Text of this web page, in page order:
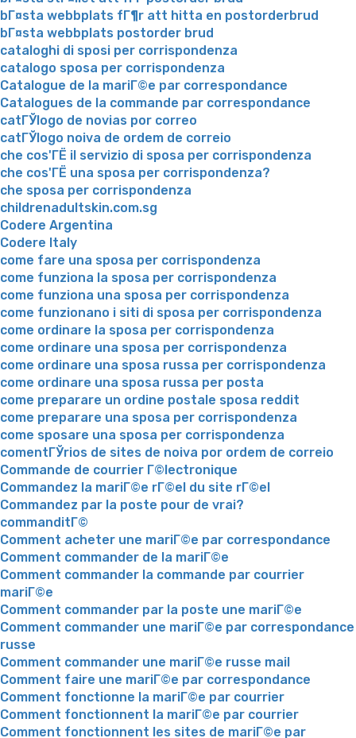
bГ¤sta webbplats fГ¶r att hitta en postorderbrud
bГ¤sta webbplats postorder brud
cataloghi di sposi per corrispondenza
catalogo sposa per corrispondenza
Catalogue de la mariГ©e par correspondance
Catalogues de la commande par correspondance
catГЎlogo de novias por correo
catГЎlogo noiva de ordem de correio
che cos'ГЁ il servizio di sposa per corrispondenza
che cos'ГЁ una sposa per corrispondenza?
che sposa per corrispondenza
childrenadultskin.com.sg
Codere Argentina
Codere Italy
come fare una sposa per corrispondenza
come funziona la sposa per corrispondenza
come funziona una sposa per corrispondenza
come funzionano i siti di sposa per corrispondenza
come ordinare la sposa per corrispondenza
come ordinare una sposa per corrispondenza
come ordinare una sposa russa per corrispondenza
come ordinare una sposa russa per posta
come preparare un ordine postale sposa reddit
come preparare una sposa per corrispondenza
come sposare una sposa per corrispondenza
comentГЎrios de sites de noiva por ordem de correio
Commande de courrier Г©lectronique
Commandez la mariГ©e rГ©el du site rГ©el
Commandez par la poste pour de vrai?
commanditГ©
Comment acheter une mariГ©e par correspondance
Comment commander de la mariГ©e
Comment commander la commande par courrier
mariГ©e
Comment commander par la poste une mariГ©e
Comment commander une mariГ©e par correspondance
russe
Comment commander une mariГ©e russe mail
Comment faire une mariГ©e par correspondance
Comment fonctionne la mariГ©e par courrier
Comment fonctionnent la mariГ©e par courrier
Comment fonctionnent les sites de mariГ©e par